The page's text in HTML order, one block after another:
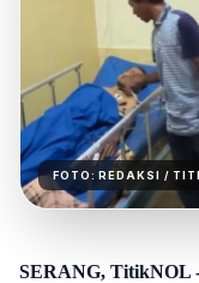
FOTO:REDAKSI /
SERANG, TitikNOL